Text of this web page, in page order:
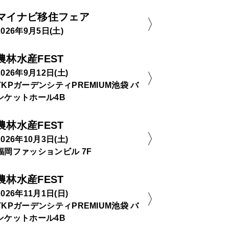
イナビ移住フェア
年9月5日(土)
林水産FEST
年9月12日(土)
ガーデンシティPREMIUM池袋 バ
ケットホール4B
林水産FEST
年10月3日(土)
岡ファッションビル 7F
林水産FEST
年11月1日(日)
ガーデンシティPREMIUM池袋 バ
ケットホール4B